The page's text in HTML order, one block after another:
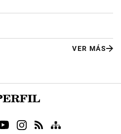
VER MÁS